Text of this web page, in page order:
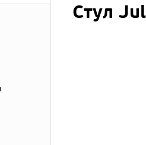
Стул